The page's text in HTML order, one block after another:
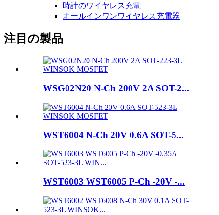
時計のワイヤレス充電
オールインワンワイヤレス充電器
注目の製品
WSG02N20 N-Ch 200V 2A SOT-2...
WST6004 N-Ch 20V 0.6A SOT-5...
WST6003 WST6005 P-Ch -20V -...